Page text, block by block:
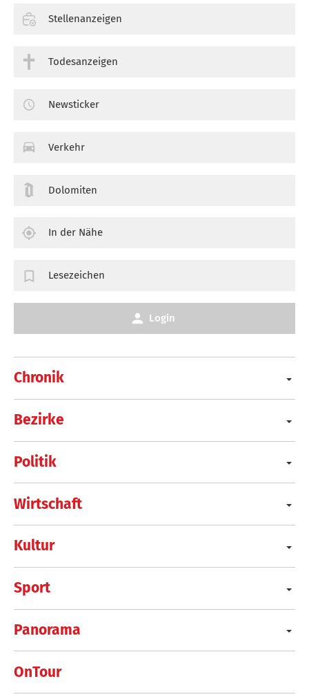
Chronik
Bezirke
Politik
Wirtschaft
Kultur
Sport
Panorama
OnTour
Stellenanzeigen
Todesanzeigen
Newsticker
Verkehr
Dolomiten
In der Nähe
Lesezeichen
Login